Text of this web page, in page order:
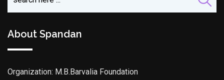
About Spandan
Organization: M.B.Barvalia Foundation